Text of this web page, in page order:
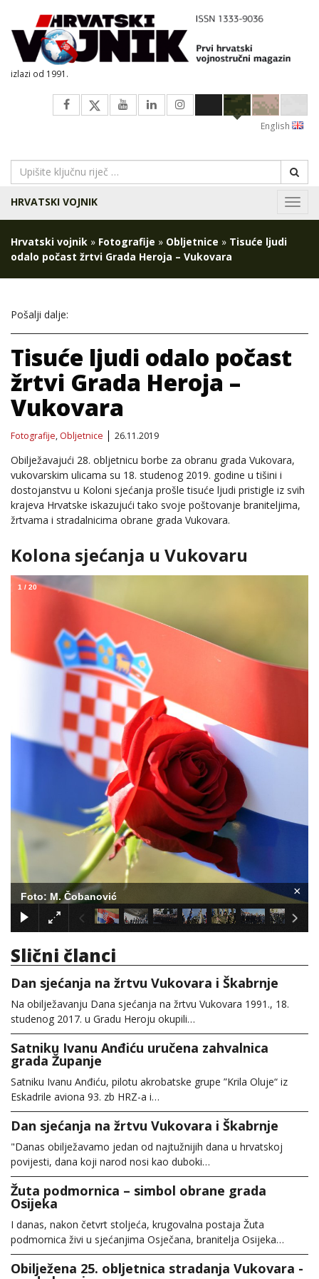
izlazi od 1991.
English
HRVATSKI VOJNIK
Hrvatski vojnik » Fotografije » Obljetnice » Tisuće ljudi
odalo počast žrtvi Grada Heroja – Vukovara
Pošalji dalje:
Tisuće ljudi odalo počast
žrtvi Grada Heroja –
Vukovara
Fotografije, Obljetnice 26.11.2019
Obilježavajući 28. obljetnicu borbe za obranu grada Vukovara,
vukovarskim ulicama su 18. studenog 2019. godine u tišini i
dostojanstvu u Koloni sjećanja prošle tisuće ljudi pristigle iz svih
krajeva Hrvatske iskazujući tako svoje poštovanje braniteljima,
žrtvama i stradalnicima obrane grada Vukovara.
Kolona sjećanja u Vukovaru
Foto: M. Čobanović ×
1 / 20
Slični članci
Dan sjećanja na žrtvu Vukovara i Škabrnje
Na obilježavanju Dana sjećanja na žrtvu Vukovara 1991., 18.
studenog 2017. u Gradu Heroju okupili…
Satniku Ivanu Anđiću uručena zahvalnica
grada Županje
Satniku Ivanu Anđiću, pilotu akrobatske grupe ”Krila Oluje“ iz
Eskadrile aviona 93. zb HRZ-a i…
Dan sjećanja na žrtvu Vukovara i Škabrnje
"Danas obilježavamo jedan od najtužnijih dana u hrvatskoj
povijesti, dana koji narod nosi kao duboki…
Žuta podmornica – simbol obrane grada
Osijeka
I danas, nakon četvrt stoljeća, krugovalna postaja Žuta
podmornica živi u sjećanjima Osječana, branitelja Osijeka…
Obilježena 25. obljetnica stradanja Vukovara -